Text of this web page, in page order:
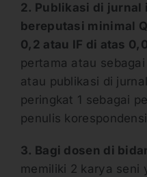
2. Publikasi di jurnal
bereputasi minimal
0,2 atau IF di atas
pertama atau
atau publikasi di
peringkat 1 sebagai
penulis
3. Bagi dosen di
memiliki 2 karya seni